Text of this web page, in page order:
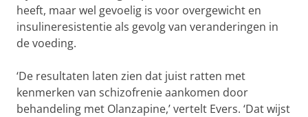
heeft, maar wel gevoelig is voor overgewicht en
insulineresistentie als gevolg van veranderingen in
de voeding.
‘De resultaten laten zien dat juist ratten met
kenmerken van schizofrenie aankomen door
behandeling met Olanzapine,’ vertelt Evers. ‘Dat wijst